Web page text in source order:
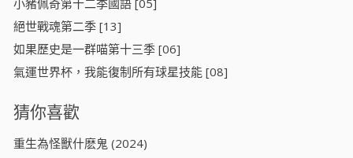
小豬佩奇第十二季國語 [05]
絕世戰魂第二季 [13]
如果歷史是一群喵第十三季 [06]
氣運世界杯，我能復制所有球星技能 [08]
猜你喜歡
重生為怪獸什麽鬼 (2024)